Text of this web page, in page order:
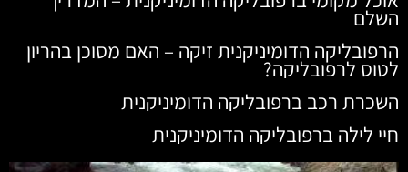
השלם
הרפובליקה הדומיניקנית זיקה – האם מסוכן בהריון
לטוס לרפובליקה?
השכרת רכב ברפובליקה הדומיניקנית
חיי לילה ברפובליקה הדומיניקנית